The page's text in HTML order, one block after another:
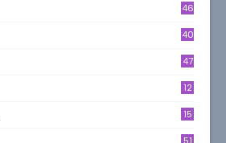
46
40
47
12
15